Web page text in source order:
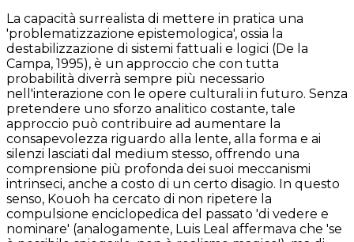
La capacità surrealista di mettere in pratica una
'problematizzazione epistemologica', ossia la
destabilizzazione di sistemi fattuali e logici (De la
Campa, 1995), è un approccio che con tutta
probabilità diverrà sempre più necessario
nell'interazione con le opere culturali in futuro. Senza
pretendere uno sforzo analitico costante, tale
approccio può contribuire ad aumentare la
consapevolezza riguardo alla lente, alla forma e ai
silenzi lasciati dal medium stesso, offrendo una
comprensione più profonda dei suoi meccanismi
intrinseci, anche a costo di un certo disagio. In questo
senso, Kouoh ha cercato di non ripetere la
compulsione enciclopedica del passato 'di vedere e
nominare' (analogamente, Luis Leal affermava che 'se